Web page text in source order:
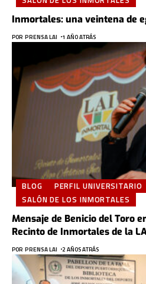
Inmortales: una veintena de
POR PRENSA LAI 1 AÑO ATRÁS
BLOG
PERFIL UNIVERSITARIO
SALÓN DE LOS INMORTALES
Mensaje de Benicio del Toro
Recinto de Inmortales de la
POR PRENSA LAI 2 AÑOS ATRÁS